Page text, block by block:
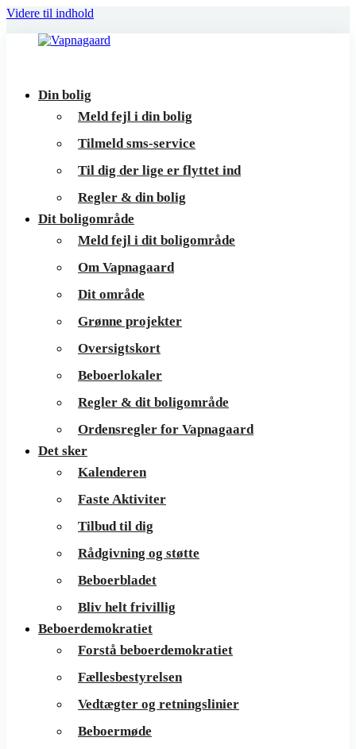
Videre til indhold
Vapnagaard
BoligerDin bolig
Meld fejl i din bolig
Tilmeld sms-service
Til dig der lige er flyttet ind
Regler & din bolig
Dit boligområde
Meld fejl i dit boligområde
Om Vapnagaard
Dit område
Grønne projekter
Oversigtskort
Beboerlokaler
Regler & dit boligområde
Ordensregler for Vapnagaard
Det sker
Kalenderen
Faste Aktiviter
Tilbud til dig
Rådgivning og støtte
Beboerbladet
Bliv helt frivillig
Beboerdemokratiet
Forstå beboerdemokratiet
Fællesbestyrelsen
Vedtægter og retningslinier
Beboermøde